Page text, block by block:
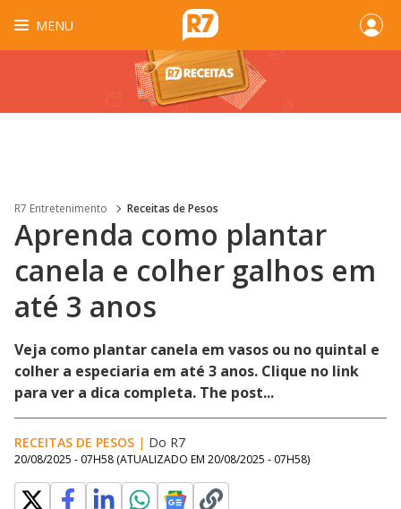
MENU
R7 Entretenimento Receitas de Pesos
Aprenda como plantar
canela e colher galhos em
até 3 anos
Veja como plantar canela em vasos ou no quintal e
colher a especiaria em até 3 anos. Clique no link
para ver a dica completa. The post...
RECEITAS DE PESOS | Do R7
20/08/2025 - 07H58 (ATUALIZADO EM 20/08/2025 - 07H58)